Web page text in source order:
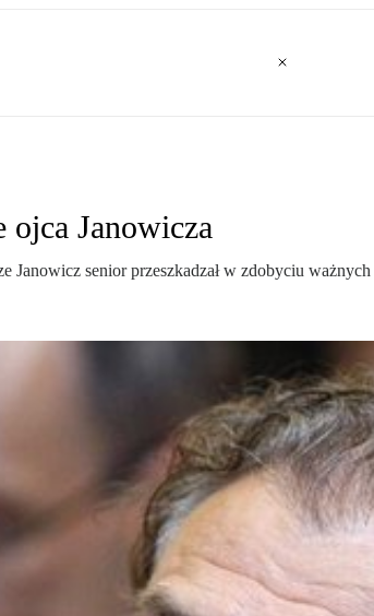
Janowicza
senior przeszkadzał w zdobyciu